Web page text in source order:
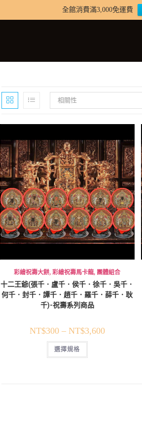
全館消費滿3,000免運費
相關性
彩繪祝壽大餅,彩繪祝壽馬卡龍, 團體組合
十二王爺(張千．盧千．侯千．徐千．吳千．
何千．封千．譚千．趙千．羅千．薛千．耿
千)-祝壽系列商品
NT$300– NT$3,600
選擇規格